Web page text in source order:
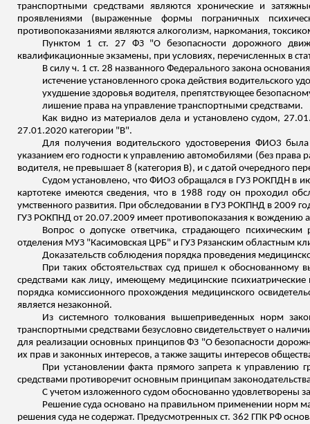
транспортными средствами являются хронические и
проявлениями (выраженные формы пограничных
противопоказаниями являются алкоголизм, наркомания,
Пунктом 1 ст. 27 ФЗ "О безопасности дорожного
квалификационные экзамены, при условиях, перечисленных в
В силу ч. 1 ст. 28 названного Федерального закона
истечение установленного срока действия водительского
ухудшение здоровья водителя, препятствующее
лишение права на управление транспортными средствами.
Как видно из материалов дела и установлено судом,
27.01.2020 категории "В".
Для получения водительского удостоверения ФИО3
указанием его годности к управлению автомобилями (без
водителя, не превышает 8 (категория В), и с датой очередного
Судом установлено, что ФИО3 обращался в ГУЗ РОКПДН в
картотеке имеются сведения, что в 1988 году он проходил
умственного развития. При обследовании в ГУЗ РОКПНД в 2009
ГУЗ РОКПНД от 20.07.2009 имеет противопоказания к вождению
Вопрос о допуске ответчика, страдающего психическим
отделения МУЗ "Касимовская ЦРБ" и ГУЗ Рязанским областным
Доказательств соблюдения порядка проведения
При таких обстоятельствах суд пришел к
средствами как лицу, имеющему медицинские
порядка комиссионного прохождения медицинского
является незаконной.
Из системного толкования вышеприведенных норм
транспортнымисредствами безусловно свидетельствует о
для реализации основных принципов ФЗ "О безопасности
их прав и законных интересов, а также защиты интересов
При установлении факта прямого запрета к управлению
средствами противоречит основным принципам
С учетом изложенного судом обоснованно удовлетворены
Решение суда основано на правильном применении норм
решения суда не содержат. Предусмотренных ст. 362 ГПК РФ